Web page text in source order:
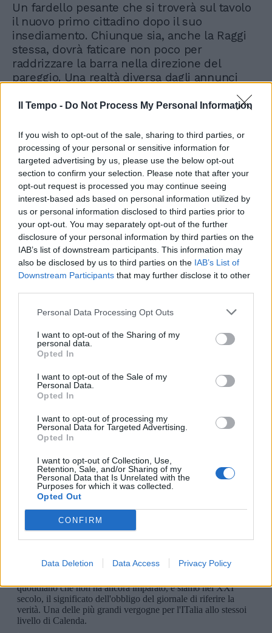
Il Tempo - Do Not Process My Personal Information
If you wish to opt-out of the sale, sharing to third parties, or
processing of your personal or sensitive information for
targeted advertising by us, please use the below opt-out
section to confirm your selection. Please note that after your
opt-out request is processed you may continue seeing
interest-based ads based on personal information utilized by
us or personal information disclosed to third parties prior to
your opt-out. You may separately opt-out of the further
disclosure of your personal information by third parties on the
IAB’s list of downstream participants. This information may
also be disclosed by us to third parties on the IAB’s List of
Downstream Participants that may further disclose it to other
Personal Data Processing Opt Outs
I want to opt-out of the Sharing of my
personal data.
Opted In
I want to opt-out of the Sale of my
Personal Data.
Opted In
I want to opt-out of processing my
Personal Data for Targeted Advertising.
Opted In
I want to opt-out of Collection, Use,
Retention, Sale, and/or Sharing of my
Personal Data that Is Unrelated with the
Purposes for which it was collected.
Opted Out
CONFIRM
Data Deletion Data Access Privacy Policy
Un fardello pesante che si troverà sul tavolo
il nuovo primo cittadino dopo il suo
insediamento. Chiunque sia, anche la Raggi
stessa, dovrà faticare non poco per
raddrizzare la barra nella direzione del
pareggio. Una realtà diversa dagli annunci
della Raggi sugli effetti benefici della cura
grillina nelle casse comunali. In una
affermato: «Ancora una volta possiamo dire
che i conti di Roma sono in ordine e che si
torna a investire per il rilancio della città».
Non è così. Baste leggere le carte contabili,
saper fare di conto e armarsi di pazienza per
leggere le considerazioni dei revisori
contabili nella sezione della trasparenza.